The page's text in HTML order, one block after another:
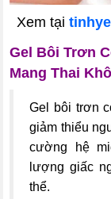
Xem tại
Gel Bôi Trơn
Mang Thai
Gel bôi trơn
giảm thiểu
cường hệ
lượng giấc
thể.